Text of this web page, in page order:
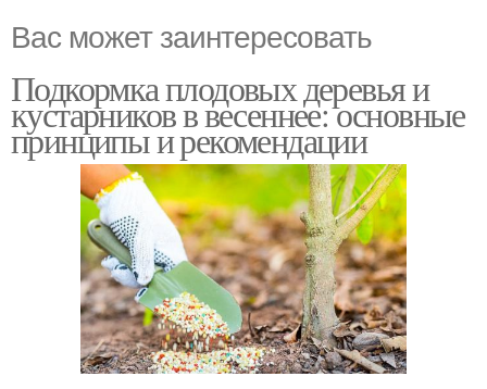
Вас может заинтересовать
Подкормка плодовых деревья и
кустарников в весеннее: основные
принципы и рекомендации